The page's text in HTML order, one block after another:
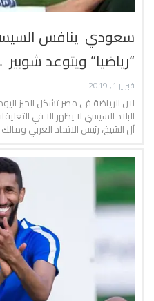
سعودي ينافس
“رياضيا” ويتوعد
فبراير 1, 2019
لان الرياضة في مصر تشكل الخبز
البلاد السيسي لا يظهر الا في
آل الشيخ، رئيس الاتحاد العربي